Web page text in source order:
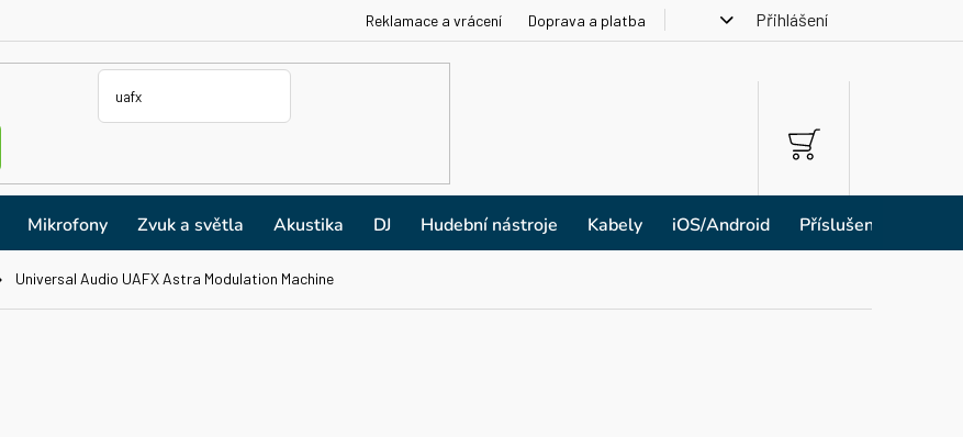
Reklamace a vrácení Doprava a platba Přihlášení
NÁKUPNÍ
KOŠÍK
Mikrofony Zvuk a světla Akustika DJ Hudební nástroje Kabely iOS/Android Příslušenství
Universal Audio UAFX Astra Modulation Machine